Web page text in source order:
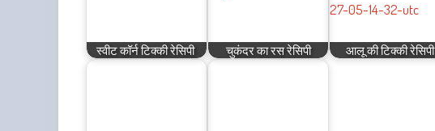
स्वीट कॉर्न टिक्की रेसिपी चुकंदर का रस रेसिपी आलू की टिक्की रेसिपी